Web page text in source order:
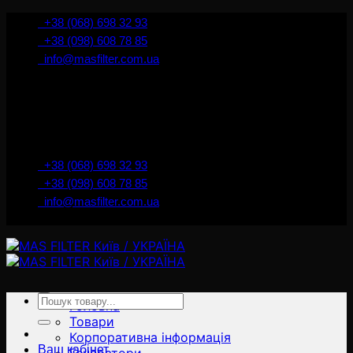
İçeriğe+38 (068) 698 32 93
+38 (098) 608 78 85
info@masfilter.com.ua
+38 (068) 698 32 93
+38 (098) 608 78 85
info@masfilter.com.ua
Головна
Товари
Корпоративна інформація
Ara:
Ваш кабінет